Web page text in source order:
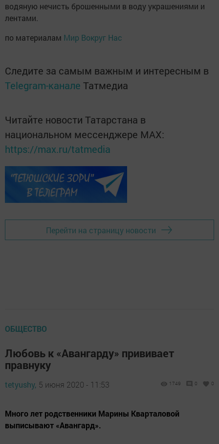
водяную нечисть брошенными в воду украшениями и
лентами.
по материалам Мир Вокруг Нас
Следите за самым важным и интересным в
Telegram-канале Татмедиа
Читайте новости Татарстана в
национальном мессенджере MАХ:
https://max.ru/tatmedia
Перейти на страницу новости
ОБЩЕСТВО
Любовь к «Авангарду» прививает
правнуку
tetyushy, 5 июня 2020 - 11:53 1749 0 0
Много лет родственники Марины Кварталовой
выписывают «Авангард».